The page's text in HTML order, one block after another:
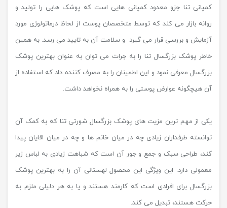
کمپانی تنا جزو معدود کمپانی هایی است که پوشک هایی را تولید و
روانه بازار می کند که توسط متخصصان پوست از لحاظ درماتولوژی مورد
آزمایش و بررسی قرار می گیرد و سلامت آن به تایید می رسد. به همین
خاطر پوشک بزرگسال تنا را به جرات می توان به عنوان بهترین پوشک
بزرگسال معرفی نمود و این اطمینان را به مصرف کننده داد که استفاده از
آن هیچگونه عوارض پوستی را به همراه نخواهد داشت.
یکی از مهم ترین مزیت های پوشک بزرگسال شورتی تنا که به کمک آن
توانسته طرفداران زیادی چه در میان خانم ها و چه در میان اقایان پیدا
کند، طراحی سبک و جمع و جور آن است که شباهت زیادی به لباس زیر
معمولی دارد. این ویژگی این محصول لهستانی آن را به بهترین پوشک
بزرگسال برای افرادی است که کارمند هستند و یا به هر دلیلی ملزم به
حرکت هستند، تبدیل می کند.